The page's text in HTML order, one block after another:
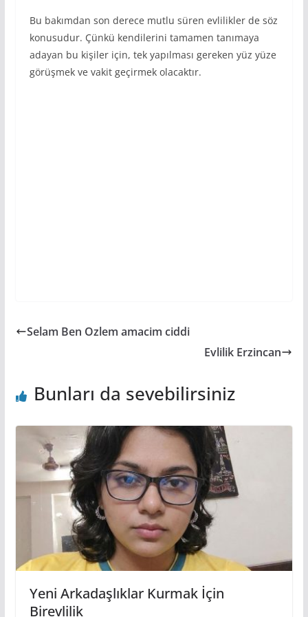
Bu bakımdan son derece mutlu süren evlilikler de söz
konusudur. Çünkü kendilerini tamamen tanımaya
adayan bu kişiler için, tek yapılması gereken yüz yüze
görüşmek ve vakit geçirmek olacaktır.
Selam Ben Ozlem amacim ciddi
Evlilik Erzincan
Bunları da sevebilirsiniz
Yeni Arkadaşlıklar Kurmak İçin
Birevlilik